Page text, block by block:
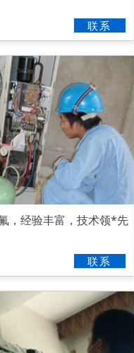
联系
，经验丰富，技术领*先
联系